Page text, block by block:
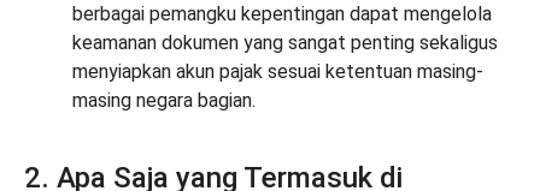
berbagai pemangku kepentingan dapat mengelola
keamanan dokumen yang sangat penting sekaligus
menyiapkan akun pajak sesuai ketentuan masing-
masing negara bagian.
2. Apa Saja yang Termasuk di